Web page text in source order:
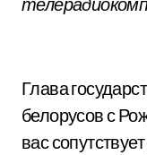
Глава
белорусов с
вас